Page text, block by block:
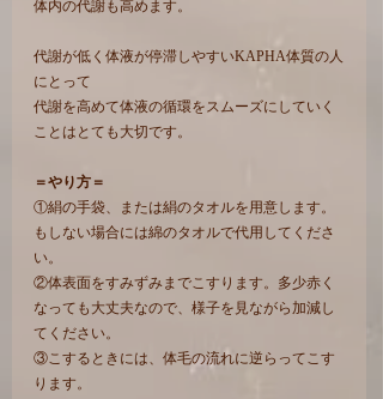
体内の代謝も高めます。
代謝が低く体液が停滞しやすいKAPHA体質の人
にとって
代謝を高めて体液の循環をスムーズにしていく
ことはとても大切です。
＝やり方＝
①絹の手袋、または絹のタオルを用意します。
もしない場合には綿のタオルで代用してくださ
い。
②体表面をすみずみまでこすります。多少赤く
なっても大丈夫なので、様子を見ながら加減し
てください。
③こするときには、体毛の流れに逆らってこす
ります。